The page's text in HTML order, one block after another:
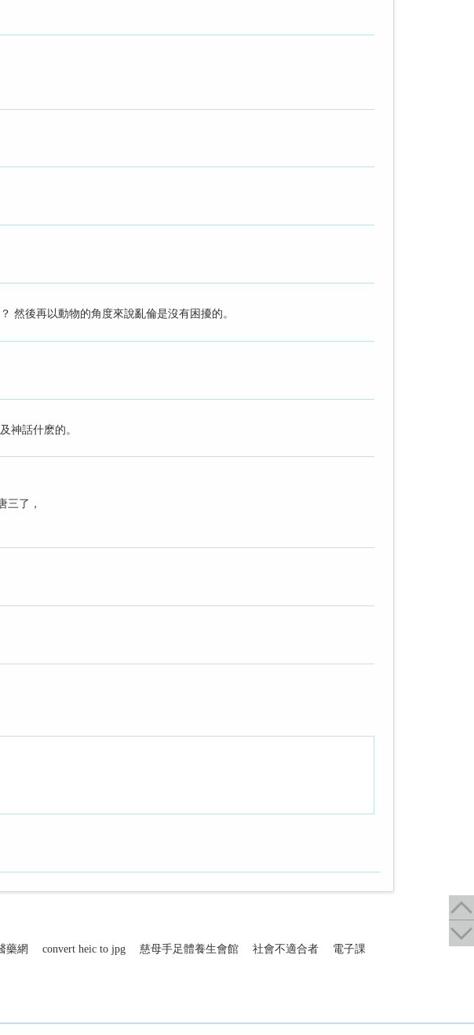
然後再以動物的角度來說亂倫是沒有困擾的。
神話什麽的。
三了，
藥網 convert heic to jpg 慈母手足體養生會館 社會不適合者
電子課